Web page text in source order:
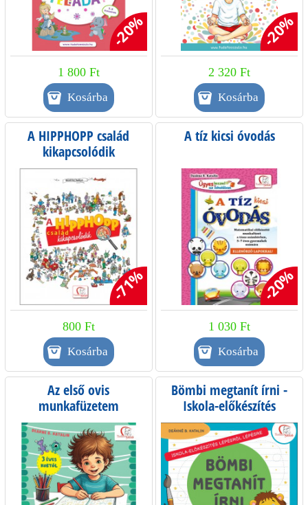
-20%
1 800 Ft
-20%
2 320 Ft
A HIPPHOPP család
kikapcsolódik
-71%
800 Ft
A tíz kicsi óvodás
-20%
1 030 Ft
Az első ovis
munkafüzetem
Bömbi megtanít írni -
Iskola-előkészítés
lépésről lépésre